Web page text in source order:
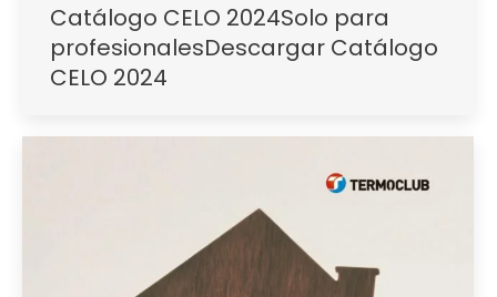
Catálogo CELO 2024Solo para
profesionalesDescargar Catálogo
CELO 2024